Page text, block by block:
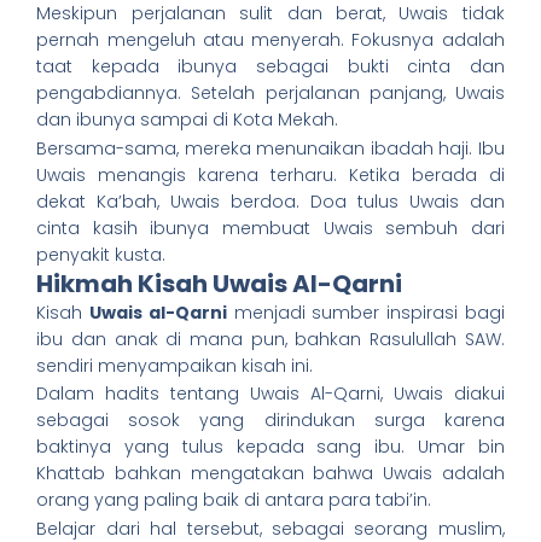
Meskipun perjalanan sulit dan berat, Uwais tidak
pernah mengeluh atau menyerah. Fokusnya adalah
taat kepada ibunya sebagai bukti cinta dan
pengabdiannya. Setelah perjalanan panjang, Uwais
dan ibunya sampai di Kota Mekah.
Bersama-sama, mereka menunaikan ibadah haji. Ibu
Uwais menangis karena terharu. Ketika berada di
dekat Ka’bah, Uwais berdoa. Doa tulus Uwais dan
cinta kasih ibunya membuat Uwais sembuh dari
penyakit kusta.
Hikmah Kisah Uwais Al-Qarni
Kisah Uwais al-Qarnimenjadi sumber inspirasi bagi
ibu dan anak di mana pun, bahkan Rasulullah SAW.
sendiri menyampaikan kisah ini.
Dalam hadits tentang Uwais Al-Qarni, Uwais diakui
sebagai sosok yang dirindukan surga karena
baktinya yang tulus kepada sang ibu. Umar bin
Khattab bahkan mengatakan bahwa Uwais adalah
orang yang paling baik di antara para tabi’in.
Belajar dari hal tersebut, sebagai seorang muslim,